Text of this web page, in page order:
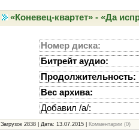
«Коневец-квартет» - «Да
Номер диска:
Битрейт аудио:
Продолжительность:
Вес архива:
Добавил /а/:
Загрузок 2838 | Дата:13.07.2015 Комментарии (0)